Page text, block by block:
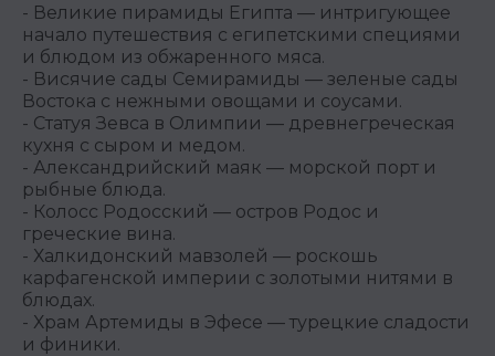
- Великие пирамиды Египта — интригующее
начало путешествия с египетскими специями
и блюдом из обжаренного мяса.
- Висячие сады Семирамиды — зеленые сады
Востока с нежными овощами и соусами.
- Статуя Зевса в Олимпии — древнегреческая
кухня с сыром и медом.
- Александрийский маяк — морской порт и
рыбные блюда.
- Колосс Родосский — остров Родос и
греческие вина.
- Халкидонский мавзолей — роскошь
карфагенской империи с золотыми нитями в
блюдах.
- Храм Артемиды в Эфесе — турецкие сладости
и финики.